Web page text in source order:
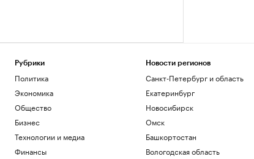
Рубрики
Политика
Экономика
Общество
Бизнес
Технологии и медиа
Финансы
Новости регионов
Санкт-Петербург и область
Екатеринбург
Новосибирск
Омск
Башкортостан
Вологодская область